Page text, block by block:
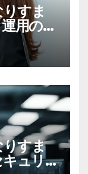
すま
用の実
すま
ュリ